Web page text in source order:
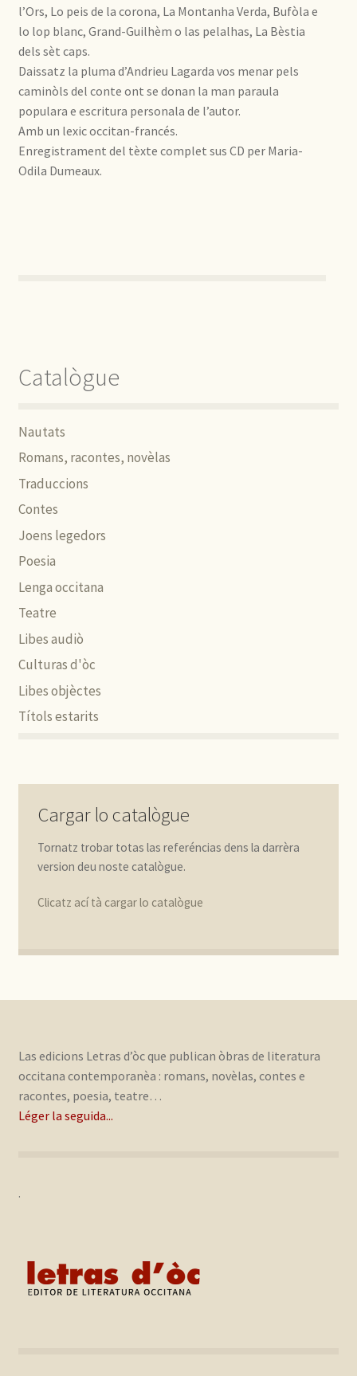
l’Ors, Lo peis de la corona, La Montanha Verda, Bufòla e
lo lop blanc, Grand-Guilhèm o las pelalhas, La Bèstia
dels sèt caps.
Daissatz la pluma d’Andrieu Lagarda vos menar pels
caminòls del conte ont se donan la man paraula
populara e escritura personala de l’autor.
Amb un lexic occitan-francés.
Enregistrament del tèxte complet sus CD per Maria-
Odila Dumeaux.
Catalògue
Nautats
Romans, racontes, novèlas
Traduccions
Contes
Joens legedors
Poesia
Lenga occitana
Teatre
Libes audiò
Culturas d'òc
Libes objèctes
Títols estarits
Cargar lo catalògue
Tornatz trobar totas las referéncias dens la darrèra
version deu noste catalògue.
Clicatz ací tà cargar lo catalògue
Las edicions Letras d’òc que publican òbras de literatura
occitana contemporanèa : romans, novèlas, contes e
racontes, poesia, teatre…
Léger la seguida...
.